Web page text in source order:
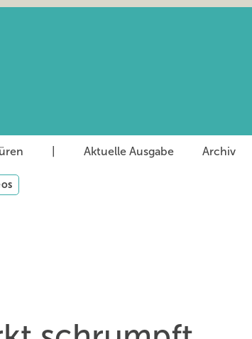
Aktuelle Ausgabe Archiv